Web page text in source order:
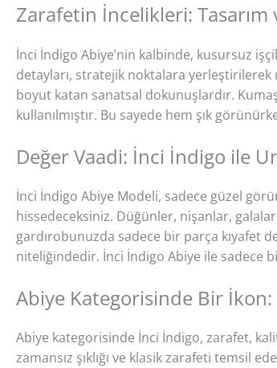
Zarafetin İncelikleri: Tasarım
İnci İndigo Abiye’nin kalbinde, kusursuz
detayları, stratejik noktalara yerleştirilerek
boyut katan sanatsal dokunuşlardır.
kullanılmıştır. Bu sayede hem şık
Değer Vaadi: İnci İndigo ile
İnci İndigo Abiye Modeli, sadece güzel
hissedeceksiniz. Düğünler, nişanlar,
gardırobunuzda sadece bir parça kıyafet
niteliğindedir. İnci İndigo Abiye ile sadece
Abiye Kategorisinde Bir
Abiye kategorisinde İnci İndigo, zarafet,
zamansız şıklığı ve klasik zarafeti temsil